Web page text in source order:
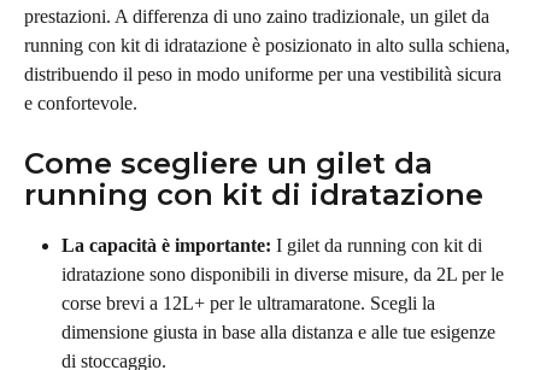
prestazioni. A differenza di uno zaino tradizionale, un gilet da
running con kit di idratazione è posizionato in alto sulla schiena,
distribuendo il peso in modo uniforme per una vestibilità sicura
e confortevole.
Come scegliere un gilet da
running con kit di idratazione
La capacità è importante: I gilet da running con kit di
idratazione sono disponibili in diverse misure, da 2L per le
corse brevi a 12L+ per le ultramaratone. Scegli la
dimensione giusta in base alla distanza e alle tue esigenze
di stoccaggio.